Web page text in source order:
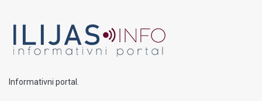
Informativni portal.